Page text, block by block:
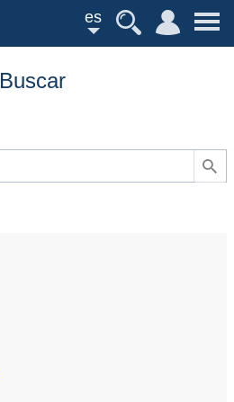
es
Buscar